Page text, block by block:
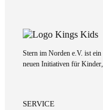
Stern im Norden e.V. ist
neuen Initiativen für
SERVICE